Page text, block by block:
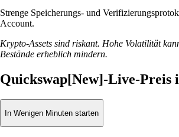
Strenge Speicherungs- und
Account.
Krypto-Assets sind riskant. Hohe Volatilität
Bestände erheblich mindern.
Quickswap[New]-Live-Preis
In Wenigen Minuten starten